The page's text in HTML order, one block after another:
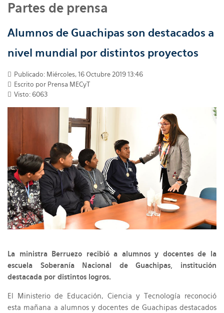
Partes de prensa
Alumnos de Guachipas son destacados a
nivel mundial por distintos proyectos
Publicado: Miércoles, 16 Octubre 2019 13:46
Escrito por Prensa MECyT
Visto: 6063
La ministra Berruezo recibió a alumnos y docentes de la
escuela Soberanía Nacional de Guachipas, institución
destacada por distintos logros.
El Ministerio de Educación, Ciencia y Tecnología reconoció
esta mañana a alumnos y docentes de Guachipas destacados